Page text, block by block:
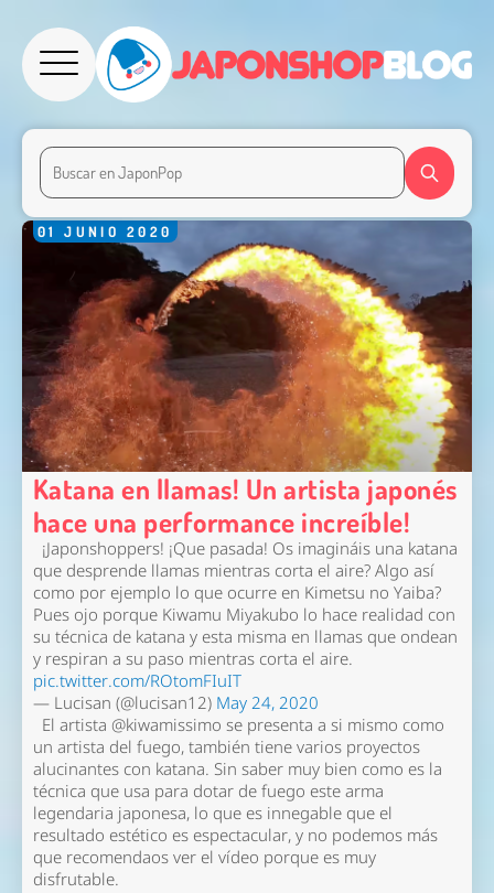
01 JUNIO 2020
Katana en llamas! Un artista japonés
hace una performance increíble!
¡Japonshoppers! ¡Que pasada! Os imagináis una katana
que desprende llamas mientras corta el aire? Algo así
como por ejemplo lo que ocurre en Kimetsu no Yaiba?
Pues ojo porque Kiwamu Miyakubo lo hace realidad con
su técnica de katana y esta misma en llamas que ondean
y respiran a su paso mientras corta el aire.
pic.twitter.com/ROtomFIuIT
— Lucisan (@lucisan12) May 24, 2020
El artista @kiwamissimo se presenta a si mismo como
un artista del fuego, también tiene varios proyectos
alucinantes con katana. Sin saber muy bien como es la
técnica que usa para dotar de fuego este arma
legendaria japonesa, lo que es innegable que el
resultado estético es espectacular, y no podemos más
que recomendaos ver el vídeo porque es muy
disfrutable.